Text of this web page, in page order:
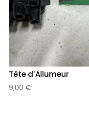
Tête d’Allumeur
9,00 €